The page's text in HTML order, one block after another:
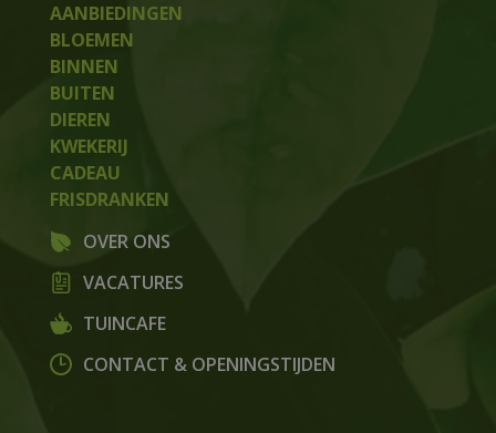
AANBIEDINGEN
BLOEMEN
BINNEN
BUITEN
DIEREN
KWEKERIJ
CADEAU
FRISDRANKEN
OVER ONS
VACATURES
TUINCAFE
CONTACT & OPENINGSTIJDEN